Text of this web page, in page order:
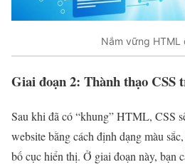
Nắm vững HTML
Giai đoạn 2: Thành thạo
Sau khi đã có “khung” HTML, CSS
website bằng cách định dạng màu
bố cục hiển thị. Ở giai đoạn này, bạn